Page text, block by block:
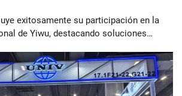
exitosamente su participación en la
de Yiwu, destacando soluciones
fabricante reconocido de equipos de
éxito...